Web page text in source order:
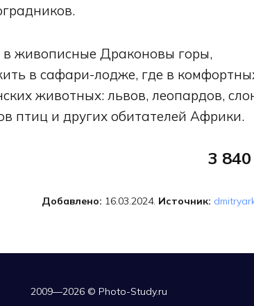
в живописные Драконовы горы,
в сафари-лодже, где в
животных: львов, леопардов,
птиц и других обитателей Африки.
3
Добавлено: 16.03.2024. Источник:
2009—2026 © Photo-Study.ru